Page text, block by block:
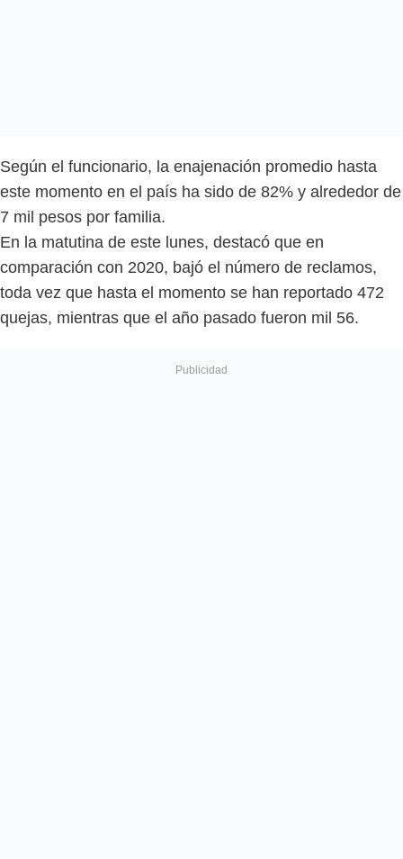
Según el funcionario, la enajenación promedio hasta
este momento en el país ha sido de 82% y alrededor de
7 mil pesos por familia.
En la matutina de este lunes, destacó que en
comparación con 2020, bajó el número de reclamos,
toda vez que hasta el momento se han reportado 472
quejas, mientras que el año pasado fueron mil 56.